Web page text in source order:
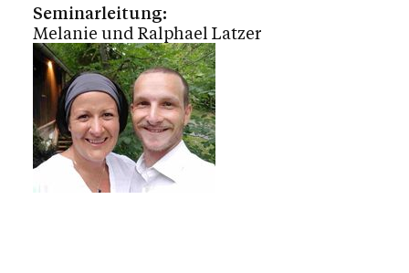
Seminarleitung:
Melanie und Ralphael Latzer